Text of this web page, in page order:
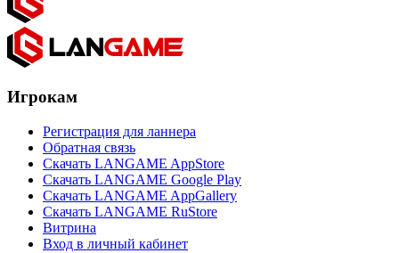
Игрокам
Регистрация для ланнера
Обратная связь
Скачать LANGAME AppStore
Скачать LANGAME Google Play
Скачать LANGAME AppGallery
Скачать LANGAME RuStore
Витрина
Вход в личный кабинет